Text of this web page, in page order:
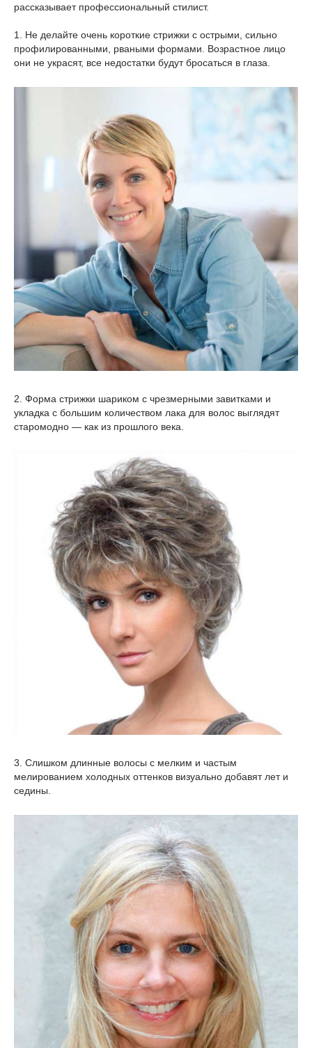
рассказывает профессиональный стилист.
1. Не делайте очень короткие стрижки с острыми, сильно
профилированными, рваными формами. Возрастное лицо
они не украсят, все недостатки будут бросаться в глаза.
2. Форма стрижки шариком с чрезмерными завитками и
укладка с большим количеством лака для волос выглядят
старомодно — как из прошлого века.
3. Слишком длинные волосы с мелким и частым
мелированием холодных оттенков визуально добавят лет и
седины.